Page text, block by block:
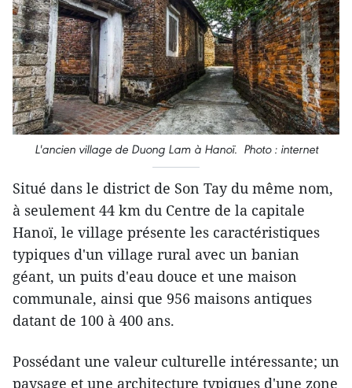
L'ancien village de Duong Lam à Hanoï. Photo : internet
Situé dans le district de Son Tay du même nom,
à seulement 44 km du Centre de la capitale
Hanoï, le village présente les caractéristiques
typiques d'un village rural avec un banian
géant, un puits d'eau douce et une maison
communale, ainsi que 956 maisons antiques
datant de 100 à 400 ans.
Possédant une valeur culturelle intéressante; un
paysage et une architecture typiques d'une zone